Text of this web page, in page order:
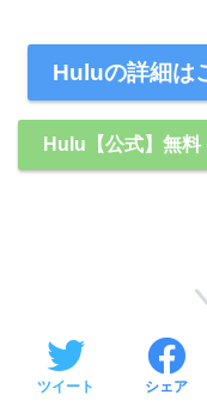
Huluの詳細は
Hulu【公式】無料
ツイート シェア